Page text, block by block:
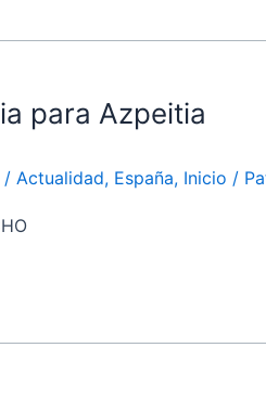
para Azpeitia
/ Actualidad, España, Inicio /